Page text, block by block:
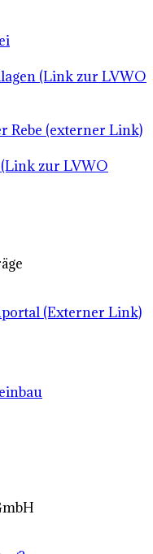
(Link zur LVWO
Rebe (externer Link)
zur LVWO
(Externer Link)